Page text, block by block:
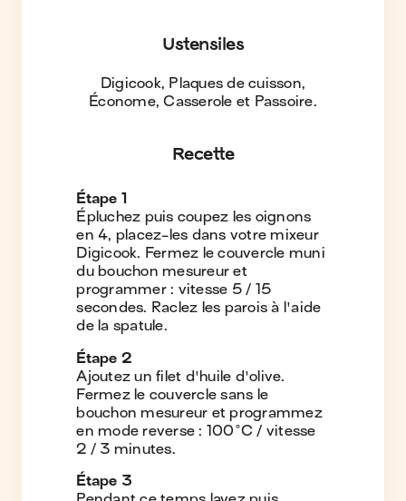
Ustensiles
Digicook, Plaques de cuisson,
Économe, Casserole et Passoire.
Recette
Étape 1
Épluchez puis coupez les oignons
en 4, placez-les dans votre mixeur
Digicook. Fermez le couvercle muni
du bouchon mesureur et
programmer : vitesse 5 / 15
secondes. Raclez les parois à l'aide
de la spatule.
Étape 2
Ajoutez un filet d'huile d'olive.
Fermez le couvercle sans le
bouchon mesureur et programmez
en mode reverse : 100°C / vitesse
2 / 3 minutes.
Étape 3